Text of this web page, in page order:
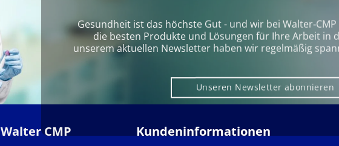
Gesundheit ist das höchste Gut - und wir bei
die besten Produkte und Lösungen für Ihre Arbeit in
unserem aktuellen Newsletter haben wir regelmäßig
Unseren Newsletter abonnieren
Walter CMP Kundeninformationen